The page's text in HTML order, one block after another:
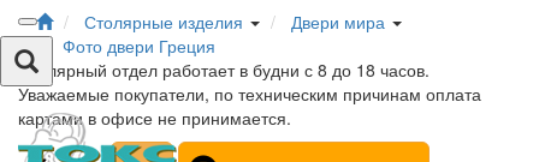
Столярные изделия
Двери мира
Фото двери Греция
Столярный отдел работает в будни с 8 до 18 часов.
Уважаемые покупатели, по техническим причинам оплата
картами в офисе не принимается.